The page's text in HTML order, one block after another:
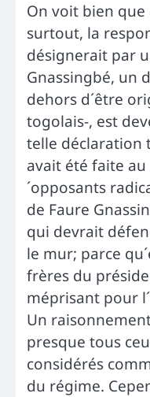
On voit bien
surtout, la
désignerait par
Gnassingbé, un
dehors d´être
togolais-, est
telle déclaration
avait été faite au
´opposants
de Faure
qui devrait
le mur; parce
frères du
méprisant pour
Un
presque tous
considérés
du régime.